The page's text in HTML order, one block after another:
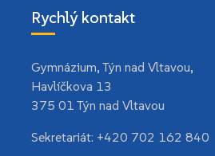
Rychlý kontakt
Gymnázium, Týn nad Vltavou,
Havlíčkova 13
375 01 Týn nad Vltavou
Sekretariát: +420 702 162 840